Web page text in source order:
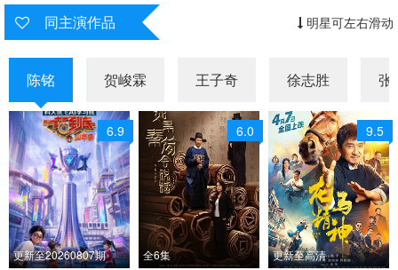
20251003加更 20251004陪看
20251006线上观察室福利解锁 20251008上 20251008上纯享
20251009下 20251009下纯享 20251009团建篇
20251010加更 20251011陪看 20251012上班那点事儿
20251015上 20251015上纯享 20251015中
20251015中纯享 20251016下 20251016下纯享
20251017加更 20251018陪看 20251019线上观察室福利解锁
同主演作品 明星可左右滑动
陈铭 贺峻霖 王子奇 徐志胜 张
6.9
更新至20260807期
6.0
全6集
9.5
更新至高清